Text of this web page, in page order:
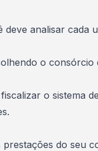
analisar cada
o
o sistema
do seu